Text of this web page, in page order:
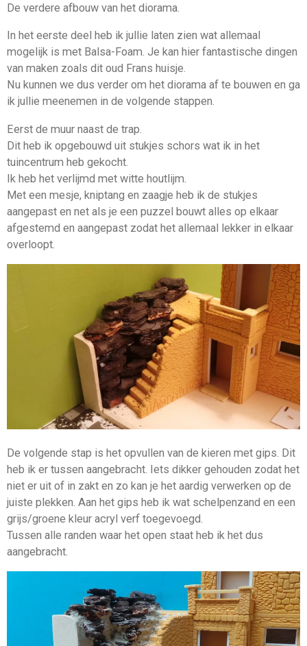
De verdere afbouw van het diorama.
In het eerste deel heb ik jullie laten zien wat allemaal
mogelijk is met Balsa-Foam. Je kan hier fantastische dingen
van maken zoals dit oud Frans huisje.
Nu kunnen we dus verder om het diorama af te bouwen en ga
ik jullie meenemen in de volgende stappen.
Eerst de muur naast de trap.
Dit heb ik opgebouwd uit stukjes schors wat ik in het
tuincentrum heb gekocht.
Ik heb het verlijmd met witte houtlijm.
Met een mesje, kniptang en zaagje heb ik de stukjes
aangepast en net als je een puzzel bouwt alles op elkaar
afgestemd en aangepast zodat het allemaal lekker in elkaar
overloopt.
De volgende stap is het opvullen van de kieren met gips. Dit
heb ik er tussen aangebracht. Iets dikker gehouden zodat het
niet er uit of in zakt en zo kan je het aardig verwerken op de
juiste plekken. Aan het gips heb ik wat schelpenzand en een
grijs/groene kleur acryl verf toegevoegd.
Tussen alle randen waar het open staat heb ik het dus
aangebracht.